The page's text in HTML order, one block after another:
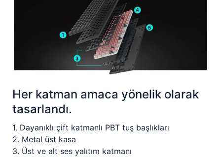
Her katman amaca yönelik olarak
tasarlandı.
1. Dayanıklı çift katmanlı PBT tuş başlıkları
2. Metal üst kasa
3. Üst ve alt ses yalıtım katmanı